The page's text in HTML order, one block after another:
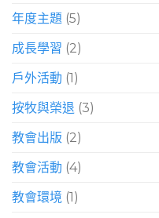
年度主題 (5)
成長學習 (2)
戶外活動 (1)
按牧與榮退 (3)
教會出版 (2)
教會活動 (4)
教會環境 (1)